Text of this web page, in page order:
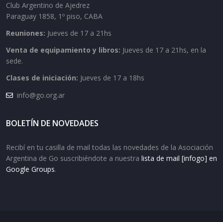
Club Argentino de Ajedrez
Paraguay 1858, 1º piso, CABA
Reuniones: Jueves de 17 a 21hs
Venta de equipamiento y libros: Jueves de 17 a 21hs, en la
sede.
Clases de iniciación: Jueves de 17 a 18hs
info@go.org.ar
BOLETÍN DE NOVEDADES
Recibí en tu casilla de mail todas las novedades de la Asociación
Argentina de Go suscribiéndote a nuestra lista de mail [infogo] en
Google Groups.